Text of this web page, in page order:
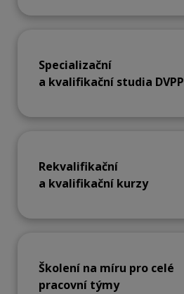
Specializační
a kvalifikační studia DVPP
Rekvalifikační
a kvalifikační kurzy
Školení na míru pro celé
pracovní týmy